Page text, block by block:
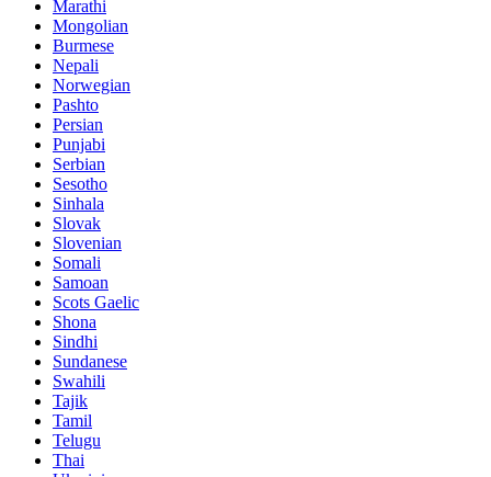
Marathi
Mongolian
Burmese
Nepali
Norwegian
Pashto
Persian
Punjabi
Serbian
Sesotho
Sinhala
Slovak
Slovenian
Somali
Samoan
Scots Gaelic
Shona
Sindhi
Sundanese
Swahili
Tajik
Tamil
Telugu
Thai